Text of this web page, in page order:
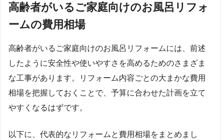
高齢者がいるご家庭向けのお風呂リフォ
ームの費用相場
高齢者がいるご家庭向けのお風呂リフォームには、前述
したように安全性や使いやすさを高めるためのさまざま
な工事があります。リフォーム内容ごとの大まかな費用
相場を把握しておくことで、予算に合わせた計画を立て
やすくなるはずです。
以下に、代表的なリフォームと費用相場をまとめまし